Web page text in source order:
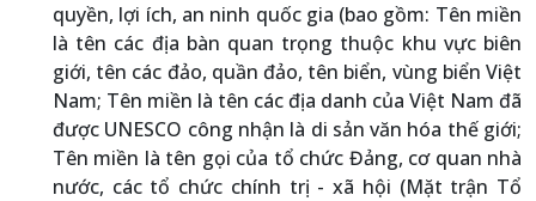
quyền, lợi ích, an ninh quốc gia (bao gồm: Tên miền
là tên các địa bàn quan trọng thuộc khu vực biên
giới, tên các đảo, quần đảo, tên biển, vùng biển Việt
Nam; Tên miền là tên các địa danh của Việt Nam đã
được UNESCO công nhận là di sản văn hóa thế giới;
Tên miền là tên gọi của tổ chức Đảng, cơ quan nhà
nước, các tổ chức chính trị - xã hội (Mặt trận Tổ